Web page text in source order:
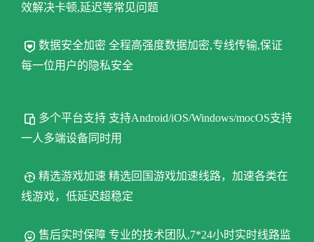
效解决卡顿,延迟等常见问题
数据安全加密 全程高强度数据加密,专线传输,保证
每一位用户的隐私安全
多个平台支持 支持Android/iOS/Windows/mocOS支持
一人多端设备同时用
精选游戏加速 精选回国游戏加速线路，加速各类在
线游戏，低延迟超稳定
售后实时保障 专业的技术团队,7*24小时实时线路监